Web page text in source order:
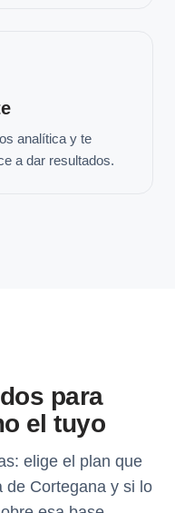
analítica y te
a dar resultados.
para
el tuyo
elige el plan que
de Cortegana y si lo